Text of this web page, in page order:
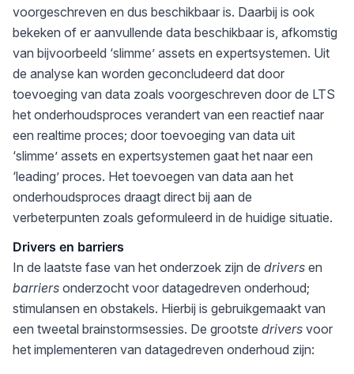
voorgeschreven en dus beschikbaar is. Daarbij is ook
bekeken of er aanvullende data beschikbaar is, afkomstig
van bijvoorbeeld ‘slimme’ assets en expertsystemen. Uit
de analyse kan worden geconcludeerd dat door
toevoeging van data zoals voorgeschreven door de LTS
het onderhoudsproces verandert van een reactief naar
een realtime proces; door toevoeging van data uit
‘slimme’ assets en expertsystemen gaat het naar een
‘leading’ proces. Het toevoegen van data aan het
onderhoudsproces draagt direct bij aan de
verbeterpunten zoals geformuleerd in de huidige situatie.
Drivers en barriers
In de laatste fase van het onderzoek zijn de drivers en
barriers onderzocht voor datagedreven onderhoud;
stimulansen en obstakels. Hierbij is gebruikgemaakt van
een tweetal brainstormsessies. De grootste drivers voor
het implementeren van datagedreven onderhoud zijn: